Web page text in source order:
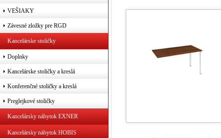
VEŠIAKY
Závesné zložky pre RGD
Kancelárske stoličky
Doplnky
Kancelárske stoličky a kreslá
Konferenčné stoličky a kreslá
Preglejkové stoličky
Kancelársky nábytok EXNER
Kancelársky nábytok HOBIS